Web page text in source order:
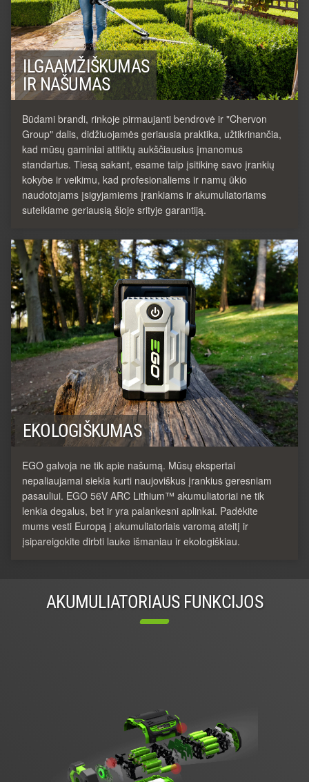
ILGAAMŽIŠKUMAS
IR NAŠUMAS
Būdami brandi, rinkoje pirmaujanti bendrovė ir "Chervon
Group" dalis, didžiuojamės geriausia praktika, užtikrinančia,
kad mūsų gaminiai atitiktų aukščiausius įmanomus
standartus. Tiesą sakant, esame taip įsitikinę savo įrankių
kokybe ir veikimu, kad profesionaliems ir namų ūkio
naudotojams įsigyjamiems įrankiams ir akumuliatoriams
suteikiame geriausią šioje srityje garantiją.
EKOLOGIŠKUMAS
EGO galvoja ne tik apie našumą. Mūsų ekspertai
nepaliaujamai siekia kurti naujoviškus įrankius geresniam
pasauliui. EGO 56V ARC Lithium™ akumuliatoriai ne tik
lenkia degalus, bet ir yra palankesni aplinkai. Padėkite
mums vesti Europą į akumuliatoriais varomą ateitį ir
įsipareigokite dirbti lauke išmaniau ir ekologiškiau.
AKUMULIATORIAUS FUNKCIJOS